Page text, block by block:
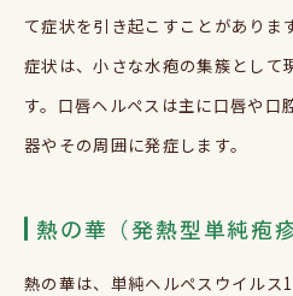
て症状を引き起こすことがあります
症状は、小さな水疱の集簇として
す。口唇ヘルペスは主に口唇や口
器やその周囲に発症します。
熱の華（発熱型単純疱疹
熱の華は、単純ヘルペスウイル